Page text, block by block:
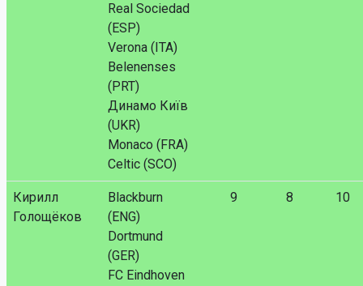
Real Sociedad
(ESP)
Verona (ITA)
Belenenses
(PRT)
Динамо Київ
(UKR)
Monaco (FRA)
Celtic (SCO)
Кирилл
Голощёков
Blackburn
(ENG)
Dortmund
(GER)
FC Eindhoven
9 8 10